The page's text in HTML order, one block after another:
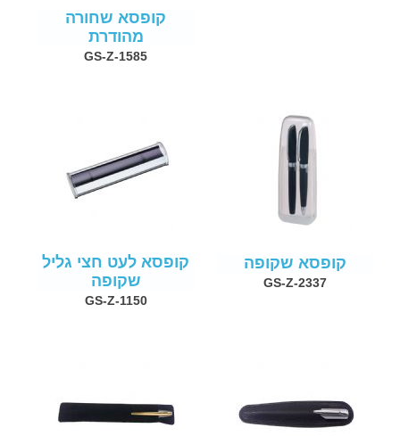
קופסא שחורה
מהודרת
GS-Z-1585
קופסא שקופה
GS-Z-2337
קופסא לעט חצי גליל
שקופה
GS-Z-1150